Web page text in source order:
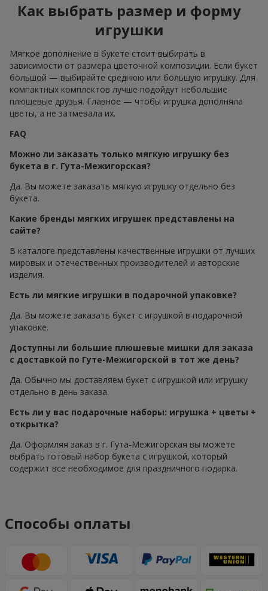
Как выбрать размер и форму
игрушки
Мягкое дополнение в букете стоит выбирать в
зависимости от размера цветочной композиции. Если букет
большой — выбирайте среднюю или большую игрушку. Для
компактных комплектов лучше подойдут небольшие
плюшевые друзья. Главное — чтобы игрушка дополняла
цветы, а не затмевала их.
FAQ
Можно ли заказать только мягкую игрушку без
букета в г. Гута-Межигорская?
Да. Вы можете заказать мягкую игрушку отдельно без
букета.
Какие бренды мягких игрушек представлены на
сайте?
В каталоге представлены качественные игрушки от лучших
мировых и отечественных производителей и авторские
изделия.
Есть ли мягкие игрушки в подарочной упаковке?
Да. Вы можете заказать букет с игрушкой в подарочной
упаковке.
Доступны ли большие плюшевые мишки для заказа
с доставкой по Гуте-Межигорской в тот же день?
Да. Обычно мы доставляем букет с игрушкой или игрушку
отдельно в день заказа.
Есть ли у вас подарочные наборы: игрушка + цветы +
открытка?
Да. Оформляя заказ в г. Гута-Межигорская вы можете
выбрать готовый набор букета с игрушкой, который
содержит все необходимое для праздничного подарка.
Способы оплаты